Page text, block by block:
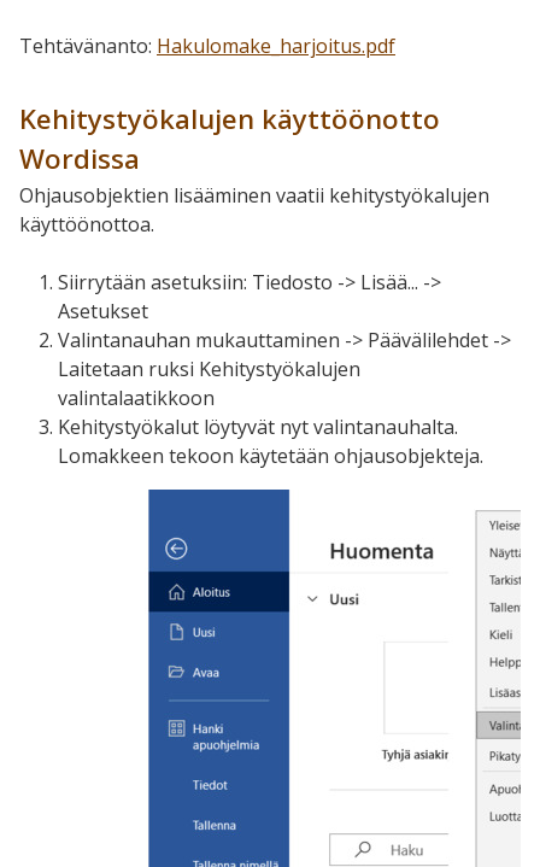
Tehtävänanto: Hakulomake_harjoitus.pdf
Kehitystyökalujen käyttöönotto
Wordissa
Ohjausobjektien lisääminen vaatii kehitystyökalujen
käyttöönottoa.
Siirrytään asetuksiin: Tiedosto -> Lisää... ->
Asetukset
Valintanauhan mukauttaminen -> Päävälilehdet ->
Laitetaan ruksi Kehitystyökalujen
valintalaatikkoon
Kehitystyökalut löytyvät nyt valintanauhalta.
Lomakkeen tekoon käytetään ohjausobjekteja.